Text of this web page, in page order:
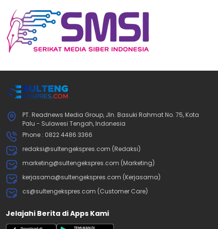
PT. Readnews Media Group, Jln. Basuki Rahmat No. 75, Kota
Palu - Sulawesi Tengah, Indonesia
Phone : 0822 4486 3366
redaksi@sultengekspres.com (Redaksi)
marketing@sultengekspres.com (Marketing)
kerjasama@sultengekspres.com (Kerjasama)
cs@sultengekspres.com (Customer Care)
Jelajahi Berita di Apps Kami